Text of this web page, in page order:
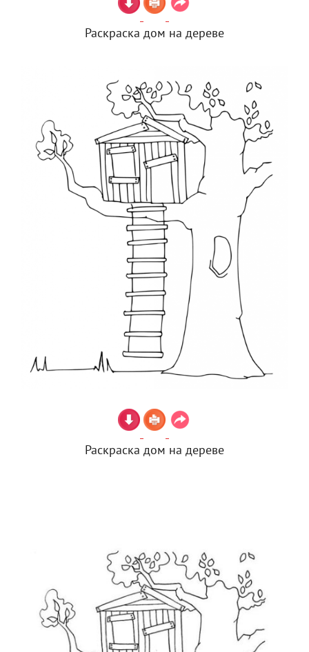
Раскраска дом на дереве
Раскраска дом на дереве